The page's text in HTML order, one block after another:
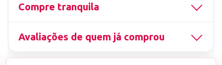
Compre tranquila
Avaliações de quem já comprou